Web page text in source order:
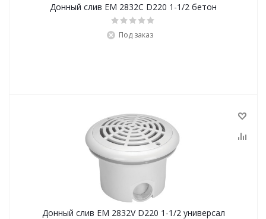
Донный слив EM 2832C D220 1-1/2 бетон
Под заказ
Донный слив EM 2832V D220 1-1/2 универсал